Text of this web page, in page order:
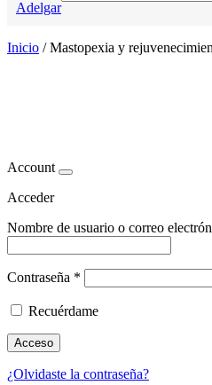
Inicio /Mastopexia y
Account
Acceder
Nombre de usuario o correo
Contraseña *
Recuérdame
Acceso
¿Olvidaste la contraseña?